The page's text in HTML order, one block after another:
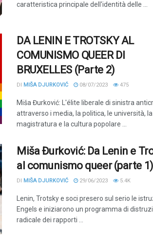
caratteristica principale dell'identità delle ...
DA LENIN E TROTSKY AL
COMUNISMO QUEER DI
BRUXELLES (Parte 2)
DI MIŠA DJURKOVIĆ 08/07/2023 475
Miša Đurković: L'élite liberale di sinistra
attraverso i media, la politica, le università, la
magistratura e la cultura popolare ...
Miša Đurković: Da Lenin e
al comunismo queer (parte 1)
DI MIŠA DJURKOVIĆ 29/06/2023 5.4K
Lenin, Trotsky e soci presero sul serio le
Engels e iniziarono un programma di
radicale dei rapporti ...